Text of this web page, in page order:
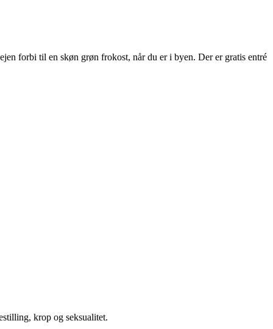
forbi til en skøn grøn frokost, når du er i byen. Der er gratis entré
krop og seksualitet.